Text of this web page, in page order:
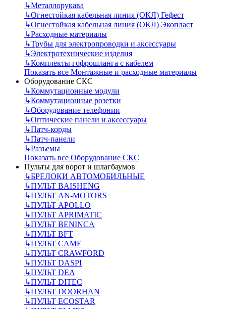
↳Металлорукава
↳Огнестойкая кабельная линия (ОКЛ) Гефест
↳Огнестойкая кабельная линия (ОКЛ) Экопласт
↳Расходные материалы
↳Трубы для электропроводки и аксессуары
↳Электротехнические изделия
↳Комплекты гофрошланга с кабелем
Показать все Монтажные и расходные материалы
Оборудование СКС
↳Коммутационные модули
↳Коммутационные розетки
↳Оборудование телефонии
↳Оптические панели и аксессуары
↳Патч-корды
↳Патч-панели
↳Разъемы
Показать все Оборудование СКС
Пульты для ворот и шлагбаумов
↳БРЕЛОКИ АВТОМОБИЛЬНЫЕ
↳ПУЛЬТ BAISHENG
↳ПУЛЬТ AN-MOTORS
↳ПУЛЬТ APOLLO
↳ПУЛЬТ APRIMATIC
↳ПУЛЬТ BENINCA
↳ПУЛЬТ BFT
↳ПУЛЬТ CAME
↳ПУЛЬТ CRAWFORD
↳ПУЛЬТ DASPI
↳ПУЛЬТ DEA
↳ПУЛЬТ DITEC
↳ПУЛЬТ DOORHAN
↳ПУЛЬТ ECOSTAR